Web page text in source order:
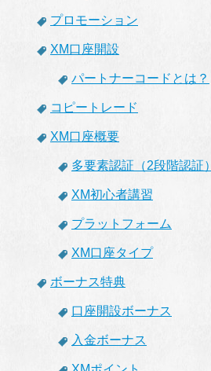
プロモーション
XM口座開設
パートナーコードとは？
コピートレード
XM口座概要
多要素認証（2段階認証）
XM初心者講習
プラットフォーム
XM口座タイプ
ボーナス特典
口座開設ボーナス
入金ボーナス